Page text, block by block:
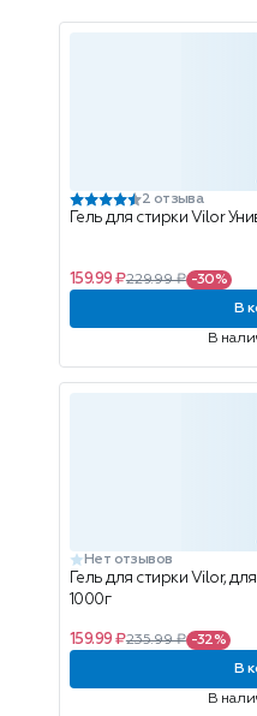
2 отзыва
Гель для стирки Vilor
159.99 ₽229.99 ₽ -30%
В
В
Нет отзывов
Гель для стирки Vilor,
1000г
159.99 ₽235.99 ₽ -32%
В
В